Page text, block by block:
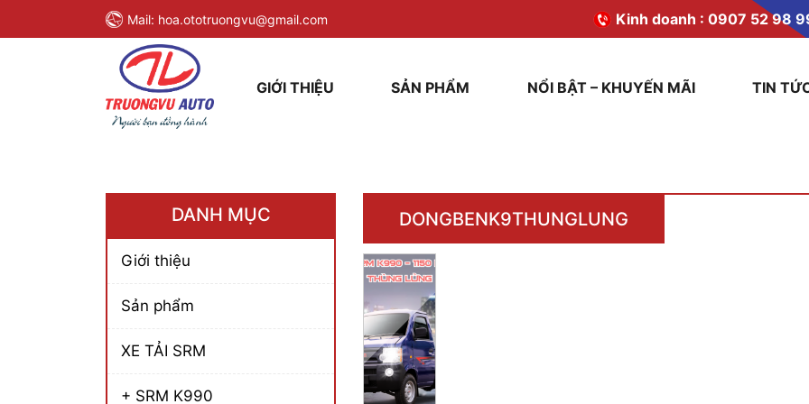
Mail: hoa.ototruongvu@gmail.com Kinh doanh : 0907 52 98
GIỚI THIỆU SẢN PHẨM NỔI BẬT – KHUYẾN MÃI TIN
DANH MỤC
Giới thiệu
Sản phẩm
XE TẢI SRM
+ SRM K990
DONGBENK9THUNGLUNG